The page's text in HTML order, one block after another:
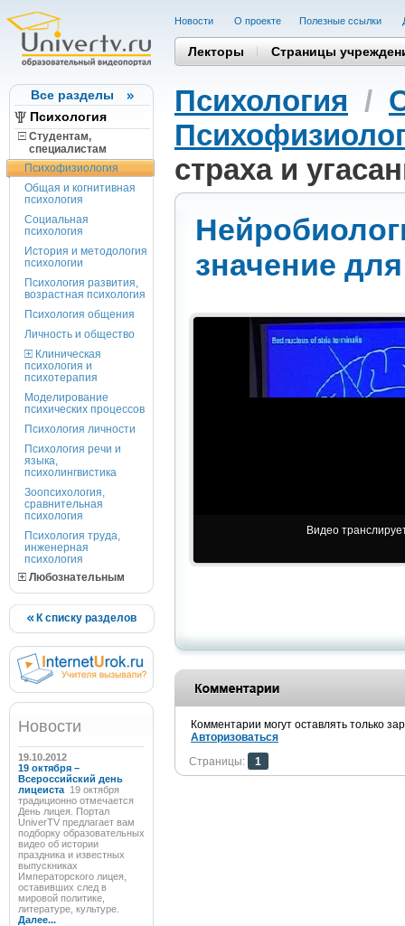
Все разделы
Психология
Студентам,
cпециалистам
Психофизиология
Общая и когнитивная
психология
Социальная
психология
История и методология
психологии
Психология развития,
возрастная психология
Психология общения
Личность и общество
Клиническая
психология и
психотерапия
Моделирование
психических процессов
Психология личности
Психология речи и
языка,
психолингвистика
Зоопсихология,
сравнительная
психология
Психология труда,
инженерная
психология
Любознательным
К списку разделов
Новости
19.10.2012
19 октября –
Всероссийский день
лицеиста 19 октября
традиционно отмечается
День лицея. Портал
UniverTV предлагает вам
подборку образовательных
видео об истории
праздника и известных
выпускниках
Императорского лицея,
оставивших след в
мировой политике,
литературе, культуре.
Далее...
Новости О проекте Полезные cсылки
Лекторы Страницы
Психология /
страха и
значение
Видео
Комментарии могут оставлять только
Авторизоваться
Страницы:
1